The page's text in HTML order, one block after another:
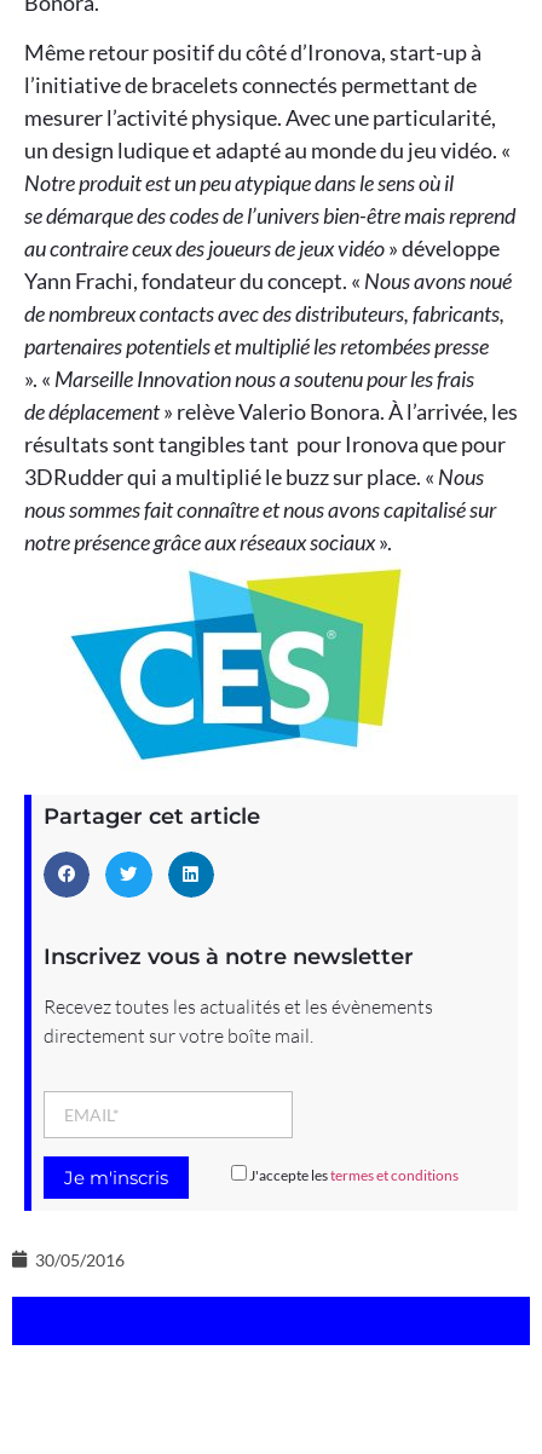
Même retour positif du côté d’Ironova, start-up à
l’initiative de bracelets connectés permettant de
mesurer l’activité physique. Avec une particularité,
un design ludique et adapté au monde du jeu vidéo. «
Notre produit est un peu atypique dans le sens où il
se démarque des codes de l’univers bien-être mais reprend
au contraire ceux des joueurs de jeux vidéo» développe
Yann Frachi, fondateur du concept. « Nous avons noué
de nombreux contacts avec des distributeurs, fabricants,
partenaires potentiels et multiplié les retombées presse
». « Marseille Innovation nous a soutenu pour les frais
de déplacement» relève Valerio Bonora. À l’arrivée, les
résultats sont tangibles tant pour Ironova que pour
3DRudder qui a multiplié le buzz sur place. « Nous
nous sommes fait connaître et nous avons capitalisé sur
notre présence grâce aux réseaux sociaux».
Partager cet article
Inscrivez vous à notre newsletter
Recevez toutes les actualités et les évènements
directement sur votre boîte mail.
J'accepte lestermes et conditions
30/05/2016